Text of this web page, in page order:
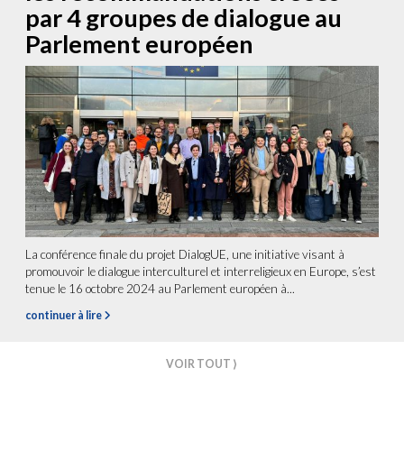
par 4 groupes de dialogue au
Parlement européen
La conférence finale du projet DialogUE, une initiative visant à
promouvoir le dialogue interculturel et interreligieux en Europe, s’est
tenue le 16 octobre 2024 au Parlement européen à...
continuer à lire
VOIR TOUT ⟩